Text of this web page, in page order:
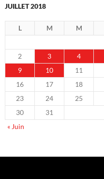
JUILLET 2018
L M M
2
3 4
9
10 11
16
17 18
23
24 25
30
31
« Juin